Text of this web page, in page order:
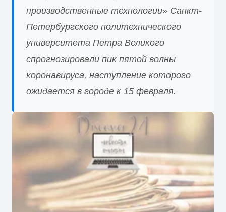
производственные технологии» Санкт-
Петербургского политехнического
университета Петра Великого
спрогнозировали пик пятой волны
коронавируса, наступление которого
ожидается в городе к 15 февраля.